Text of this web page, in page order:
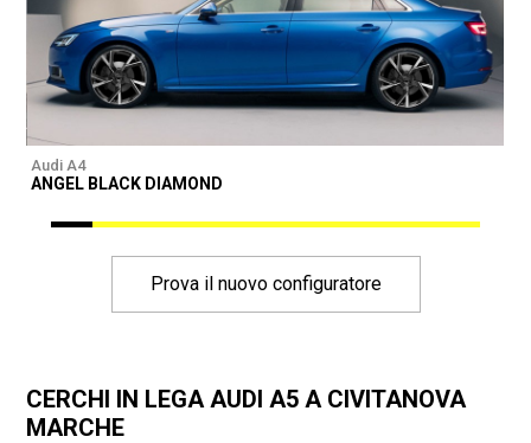
Audi A4
ANGEL BLACK DIAMOND
Prova il nuovo configuratore
CERCHI IN LEGA AUDI A5 A CIVITANOVA
MARCHE